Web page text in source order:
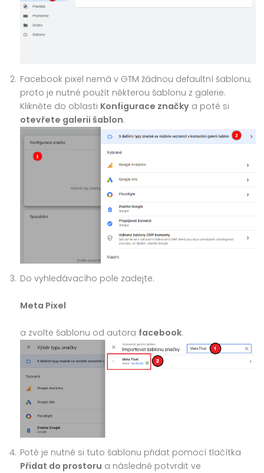
Facebook pixel nemá v GTM žádnou defaultní šablonu,
proto je nutné použít některou šablonu z galerie.
Klikněte do oblasti Konfigurace značkya poté si
otevřete galerii šablon.
Do vyhledávacího pole zadejte:
Meta Pixel
a zvolte šablonu od autora facebook.
Poté je nutné si tuto šablonu přidat pomocí tlačítka
Přidat do prostoru a následně potvrdit ve